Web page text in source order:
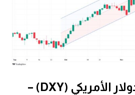
تحليل مؤشر الدولار الأمريكي (DXY) –